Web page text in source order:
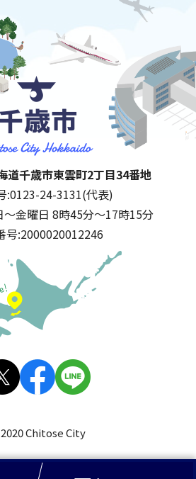
千歳市
道千歳市東雲町2丁目34番地
:0123-24-3131(代表)
～金曜日 8時45分～17時15分
号:2000020012246
SNS
Chitose City